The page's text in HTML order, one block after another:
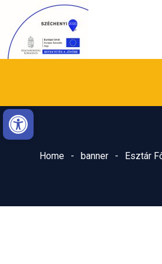
Eszköztár
Content
navigációhoz
Home banner Esztár